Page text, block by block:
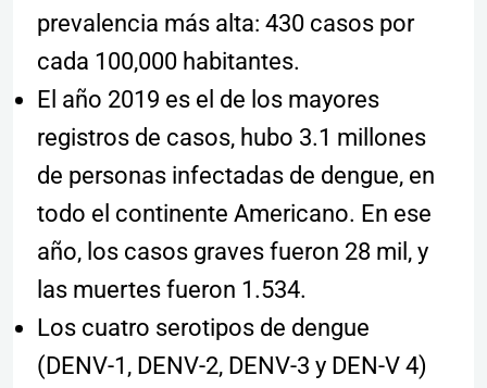
prevalencia más alta: 430 casos por
cada 100,000 habitantes.
El año 2019 es el de los mayores
registros de casos, hubo 3.1 millones
de personas infectadas de dengue, en
todo el continente Americano. En ese
año, los casos graves fueron 28 mil, y
las muertes fueron 1.534.
Los cuatro serotipos de dengue
(DENV-1, DENV-2, DENV-3 y DEN-V 4)